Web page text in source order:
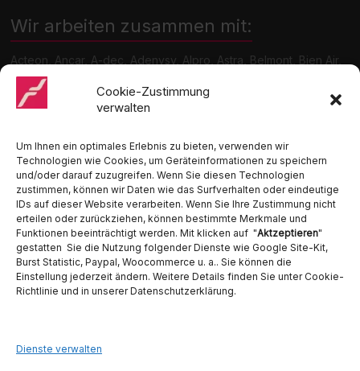
Cookie-Zustimmung
verwalten
Um Ihnen ein optimales Erlebnis zu bieten, verwenden wir
Technologien wie Cookies, um Geräteinformationen zu speichern
und/oder darauf zuzugreifen. Wenn Sie diesen Technologien
zustimmen, können wir Daten wie das Surfverhalten oder eindeutige
IDs auf dieser Website verarbeiten. Wenn Sie Ihre Zustimmung nicht
erteilen oder zurückziehen, können bestimmte Merkmale und
Funktionen beeinträchtigt werden. Mit klicken auf "Aktzeptieren"
gestatten Sie die Nutzung folgender Dienste wie Google Site-Kit,
Burst Statistic, Paypal, Woocommerce u. a.. Sie können die
Einstellung jederzeit ändern. Weitere Details finden Sie unter Cookie-
Richtlinie und in unserer Datenschutzerklärung.
Dienste verwalten
Wir arbeiten zusammen mit:
Acteon, Ancar, A-dec, Adenysy, Alpro, Astra, Belmont, Bien Air,
Cattani, Chirana, DCI, Dürr, ETI, Euronda, Faro, Gcomm, KaVo,
Medentex, Melag, Midmark, Metasys, MK-Dent, NSK, Ophardt
Hygiene, Ritter, Satelec, Scican, TKD, Velopex, u.v.m
Ambident GmbH
Dental Geräte Handel und Service
Neumannstraße 3B
Fax.: 030 54 83 72 85